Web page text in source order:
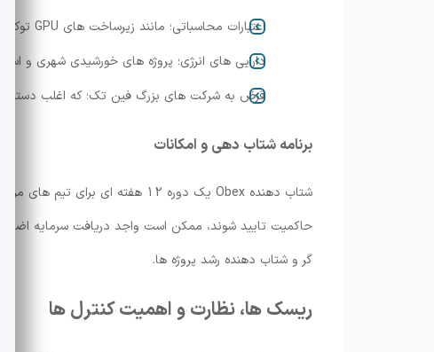
اعتبارات محاسباتی؛ مانند زیرساخت های GPU توکن شده
دارایی های انرژی؛ پروژه های خورشیدی شهری و
قرض به شرکت های بزرگ فین تک؛ که اغلب دسترسی
برنامه شتاب دهی و امکانات
گر و شتاب دهنده رشد پروژه ها.
ریسک ها، نظارت و اهمیت کنترل ها